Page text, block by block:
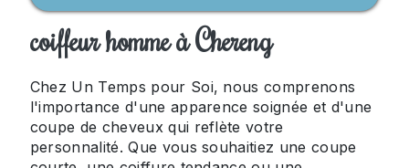
coiffeur homme à Chereng
Chez Un Temps pour Soi, nous comprenons
l'importance d'une apparence soignée et d'une
coupe de cheveux qui reflète votre
personnalité. Que vous souhaitiez une coupe